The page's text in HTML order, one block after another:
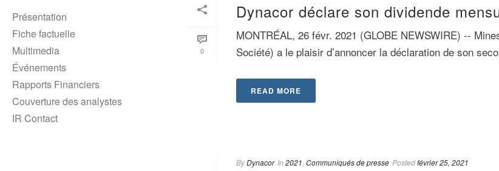
0
Dynacor déclare son dividende
MONTRÉAL, 26 févr. 2021 (GLOBE NEWSWIRE) --
Société) a le plaisir d’annoncer la déclaration de son
READ MORE
ByDynacor In 2021 Communiqués de presse Postedfévrier 25, 2021
Présentation
Fiche factuelle
Multimedia
Événements
Rapports Financiers
Couverture des analystes
IR Contact